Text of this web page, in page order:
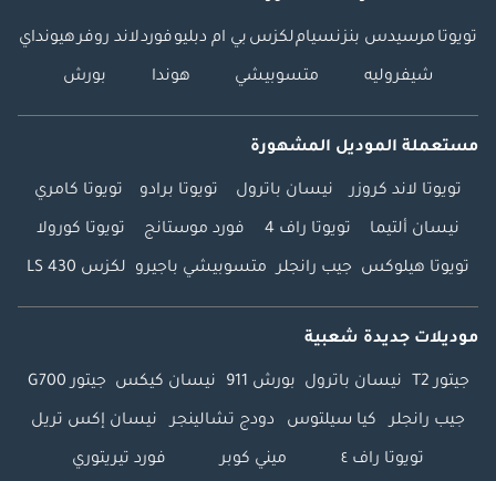
تويوتا مرسيدس بنزنسياملكزس بي ام دبليوفوردلاند روفرهيونداي
شيفروليه متسوبيشي هوندا بورش
مستعملة الموديل المشهورة
تويوتا لاند كروزر نيسان باترول تويوتا برادو تويوتا كامري
نيسان ألتيما تويوتا راف 4 فورد موستانج تويوتا كورولا
تويوتا هيلوكس جيب رانجلر متسوبيشي باجيرو لكزس LS 430
موديلات جديدة شعبية
جيتور T2 نيسان باترول بورش 911 نيسان كيكس جيتور G700
جيب رانجلر كيا سيلتوس دودج تشالينجر نيسان إكس تريل
تويوتا راف ٤ ميني كوبر فورد تيريتوري